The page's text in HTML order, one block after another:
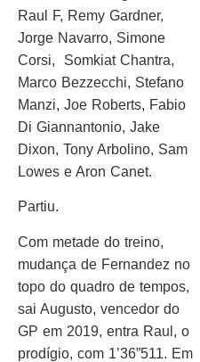
Raul F, Remy Gardner,
Jorge Navarro, Simone
Corsi, Somkiat Chantra,
Marco Bezzecchi, Stefano
Manzi, Joe Roberts, Fabio
Di Giannantonio, Jake
Dixon, Tony Arbolino, Sam
Lowes e Aron Canet.
Partiu.
Com metade do treino,
mudança de Fernandez no
topo do quadro de tempos,
sai Augusto, vencedor do
GP em 2019, entra Raul, o
prodígio, com 1’36”511. Em